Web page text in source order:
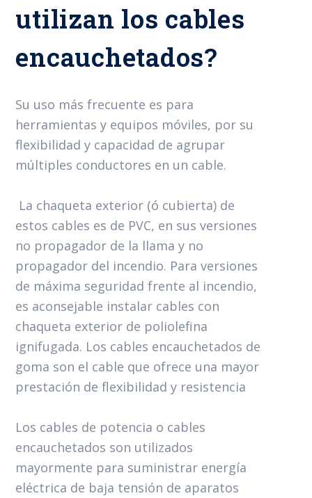
utilizan los cables
encauchetados?
Su uso más frecuente es para
herramientas y equipos móviles, por su
flexibilidad y capacidad de agrupar
múltiples conductores en un cable.
La chaqueta exterior (ó cubierta) de
estos cables es de PVC, en sus versiones
no propagador de la llama y no
propagador del incendio. Para versiones
de máxima seguridad frente al incendio,
es aconsejable instalar cables con
chaqueta exterior de poliolefina
ignifugada. Los cables encauchetados de
goma son el cable que ofrece una mayor
prestación de flexibilidad y resistencia
Los cables de potencia o cables
encauchetados son utilizados
mayormente para suministrar energía
eléctrica de baja tensión de aparatos